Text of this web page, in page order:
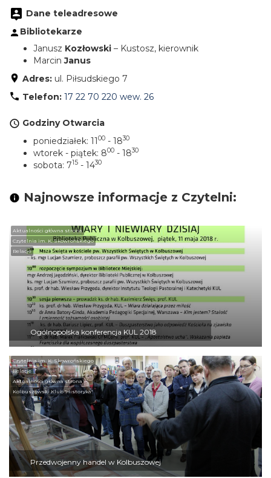
Dane teleadresowe
Bibliotekarze
Janusz Kozłowski – Kustosz, kierownik
MarcinJanus
Adres: ul. Piłsudskiego 7
Telefon: 17 22 70 220 wew. 26
Godziny Otwarcia
poniedziałek: 1100 - 1830
wtorek - piątek: 800 - 1830
sobota: 715 - 1430
Najnowsze informacje z Czytelni:
Ogólnopolska konferencja KUL 2018
Aktualności główna strona
Czytelnia im. K. Skowrońskiego
Relacje
Przedwojenny handel w Kolbuszowej
Czytelnia im. K. Skowrońskiego
Relacje
Aktualności główna strona
Kolbuszowski Klub "Historyka"